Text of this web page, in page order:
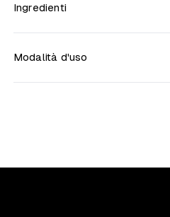
Ingredienti
Modalità d'uso